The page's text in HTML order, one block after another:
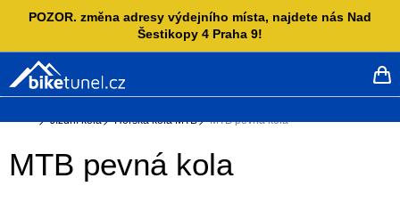
POZOR. změna adresy výdejního místa, najdete nás Nad
Šestikopy 4 Praha 9!
Domů
Jízdní kola Horská kola MTB MTB pevná kola
MTB pevná kola